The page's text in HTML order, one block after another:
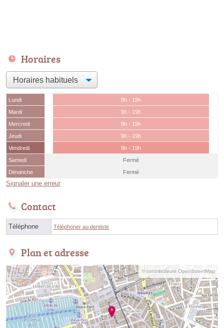
Horaires
Lundi
9h - 19h
Mardi
9h - 19h
Mercredi
9h - 19h
Jeudi
9h - 19h
Vendredi
9h - 19h
Samedi
Fermé
Dimanche
Fermé
Signaler une erreur
Contact
Téléphone Téléphoner au dentiste
Plan et adresse
© contributeurs OpenStreetMap